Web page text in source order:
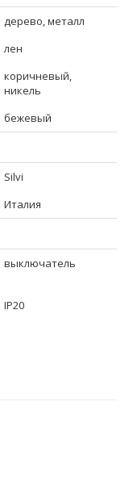
дерево, металл
лен
коричневый,
никель
бежевый
Silvi
Италия
выключатель
IP20